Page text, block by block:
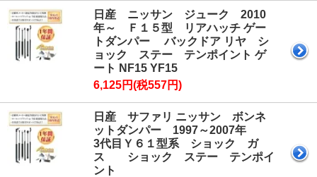
日産 ニッサン ジューク 2010
年～ Ｆ１５型 リアハッチ ゲー
トダンパー バックドア リヤ シ
ョック ステー テンポイント ゲ
ート NF15 YF15
6,125円(税557円)
日産 サファリ ニッサン ボンネ
ットダンパー 1997～2007年
3代目Ｙ６１型系 ショック ガ
ス ショック ステー テンポイ
ント